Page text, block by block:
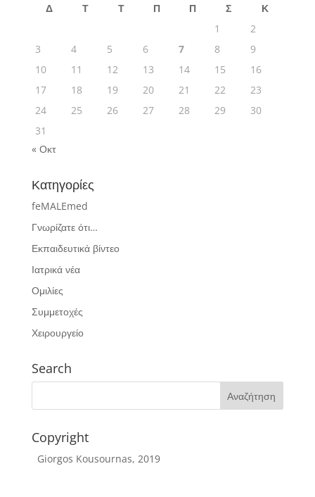
Δ Τ Τ Π Π Σ
Κ
1
2
3
4 5 6 7 8
9
10
11 12 13 14 15
16
17
18 19 20 21 22
23
24
25 26 27 28 29
30
31
« Οκτ
Κατηγορίες
feMALEmed
Γνωρίζατε ότι…
Εκπαιδευτικά βίντεο
Ιατρικά νέα
Ομιλίες
Συμμετοχές
Χειρουργείο
Search
Copyright
Giorgos Kousournas, 2019